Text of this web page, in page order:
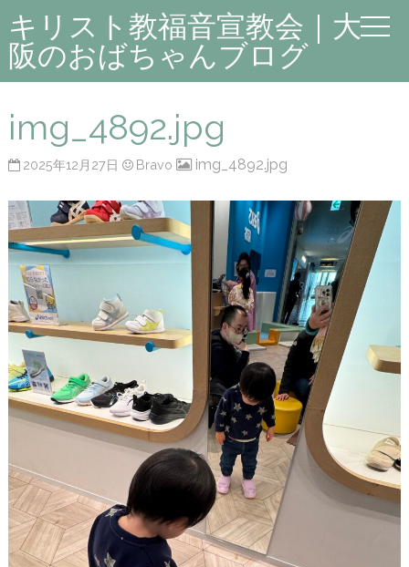
キリスト教福音宣教会｜大
阪のおばちゃんブログ
img_4892.jpg
2025年12月27日 Bravo img_4892.jpg